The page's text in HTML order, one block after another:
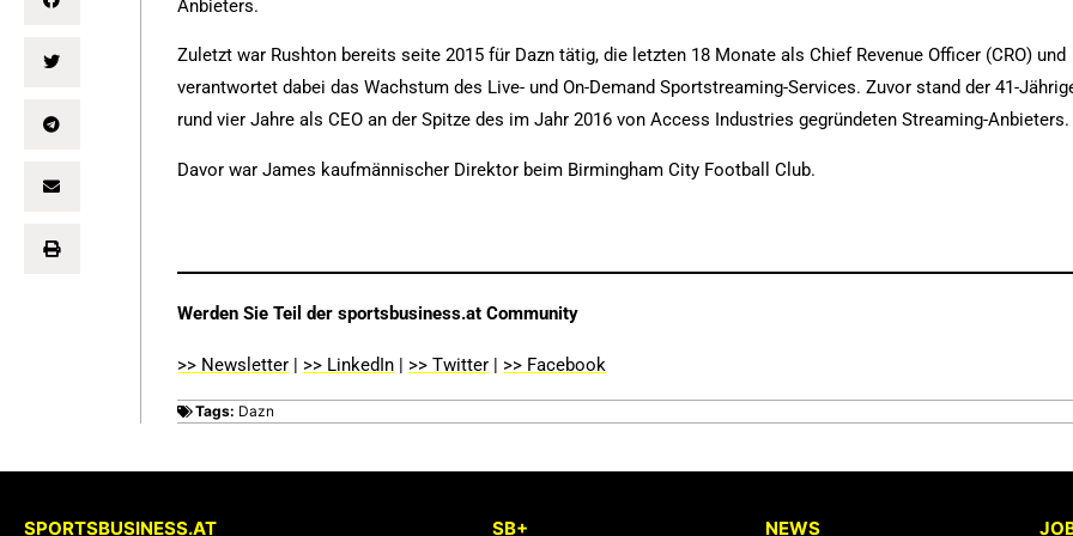
Anbieters.
Zuletzt war Rushton bereits seite 2015 für Dazn tätig, die letzten 18 Monate als Chief Revenue Officer (CRO) und
verantwortet dabei das Wachstum des Live- und On-Demand Sportstreaming-Services. Zuvor stand der 41-
rund vier Jahre als CEO an der Spitze des im Jahr 2016 von Access Industries gegründeten Streaming-Anbieters.
Davor war James kaufmännischer Direktor beim Birmingham City Football Club.
Werden Sie Teil der sportsbusiness.at Community
>> Newsletter | >> LinkedIn | >> Twitter | >> Facebook
Tags: Dazn
SPORTSBUSINESS.AT SB+ NEWS